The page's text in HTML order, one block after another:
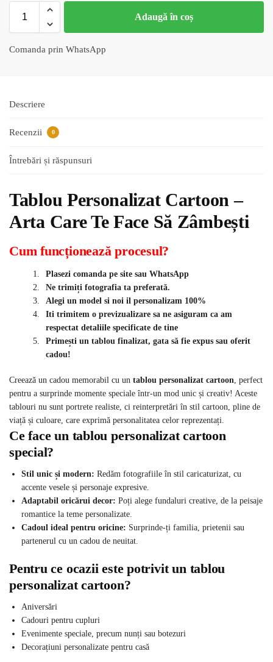
Adaugă în coș
Comanda prin WhatsApp
Descriere
Recenzii 0
Întrebări și răspunsuri
Tablou Personalizat Cartoon –
Arta Care Te Face Să Zâmbești
Cum funcționează procesul?
Plasezi comanda pe site sau WhatsApp
Ne trimiți fotografia ta preferată.
Alegi un model si noi il personalizam 100%
Iti trimitem o previzualizare sa ne asiguram ca am
respectat detaliile specificate de tine
Primești un tablou finalizat, gata să fie expus sau oferit
cadou!
Creează un cadou memorabil cu un tablou personalizat cartoon , perfect
pentru a surprinde momente speciale într-un mod unic și creativ! Aceste
tablouri nu sunt portrete realiste, ci reinterpretări în stil cartoon, pline de
viață și culoare, care exprimă personalitatea celor reprezentați.
Ce face un tablou personalizat cartoon
special?
Stil unic și modern: Redăm fotografiile în stil caricaturizat, cu
accente vesele și personaje expresive.
Adaptabil oricărui decor: Poți alege fundaluri creative, de la peisaje
romantice la teme personalizate.
Cadoul ideal pentru oricine: Surprinde-ți familia, prietenii sau
partenerul cu un cadou de neuitat.
Pentru ce ocazii este potrivit un tablou
personalizat cartoon?
Aniversări
Cadouri pentru cupluri
Evenimente speciale, precum nunți sau botezuri
Decorațiuni personalizate pentru casă